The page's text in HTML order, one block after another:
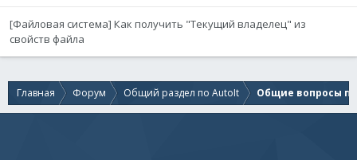
[Файловая система] Как получить "Текущий владелец" из
свойств файла
Главная Форум Общий раздел по AutoIt Общие вопросы